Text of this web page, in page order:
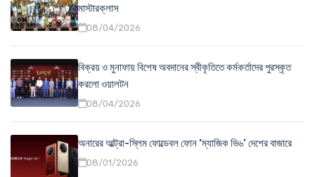
মাস্টারক্লাস
08/04/2026
বিক্রয় ও মুনাফায় বিশেষ অবদানের স্বীকৃতিতে কর্মকর্তাদের পুরস্কৃত
করলো ওয়ালটন
08/04/2026
অনারের আল্ট্রা-স্লিম ফোল্ডেবল ফোন ‘ম্যাজিক ভি৬’ দেশের বাজারে
08/01/2026